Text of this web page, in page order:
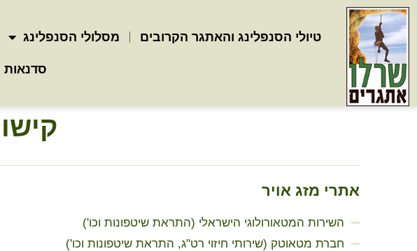
לתוכן
טיולי הסנפלינג והאתגר הקרובים מסלולי הסנפלינג
סדנאות
אתרי מזג אויר
השירות המטאורולוגי הישראלי (התראת שיטפונות וכו')
חברת מטאוטק (שירותי חיזוי רט"ג, התראת שיטפונות וכו')